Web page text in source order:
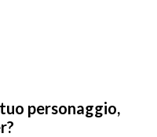
personaggio,